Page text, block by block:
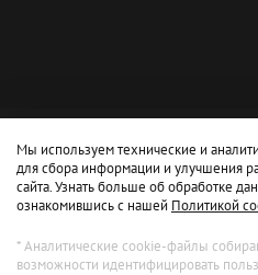
Мы используем технические и
для сбора информации и улучшения
сайта. Узнать больше об обработке
ознакомившись с нашей Политикой
* Аналитические cookie-файлы
возможности идентифицировать